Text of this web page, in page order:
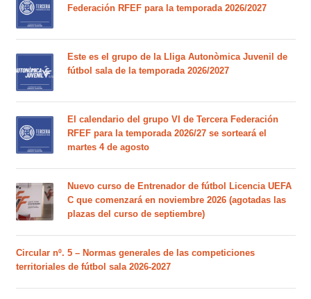
Federación RFEF para la temporada 2026/2027
Este es el grupo de la Lliga Autonòmica Juvenil de
fútbol sala de la temporada 2026/2027
El calendario del grupo VI de Tercera Federación
RFEF para la temporada 2026/27 se sorteará el
martes 4 de agosto
Nuevo curso de Entrenador de fútbol Licencia UEFA
C que comenzará en noviembre 2026 (agotadas las
plazas del curso de septiembre)
Circular nº. 5 – Normas generales de las competiciones
territoriales de fútbol sala 2026-2027